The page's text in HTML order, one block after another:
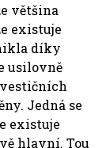
většina
existuje
díky
usilovně
Jedná se
existuje
hlavní. Tou